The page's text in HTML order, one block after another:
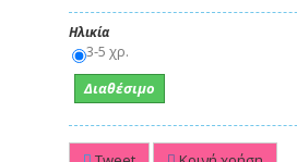
Ηλικία
3-5 χρ.
Διαθέσιμο